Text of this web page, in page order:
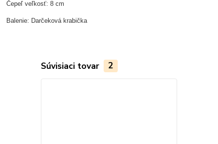
Čepeľ veľkosť: 8 cm
Balenie: Darčeková krabička
Súvisiaci tovar 2